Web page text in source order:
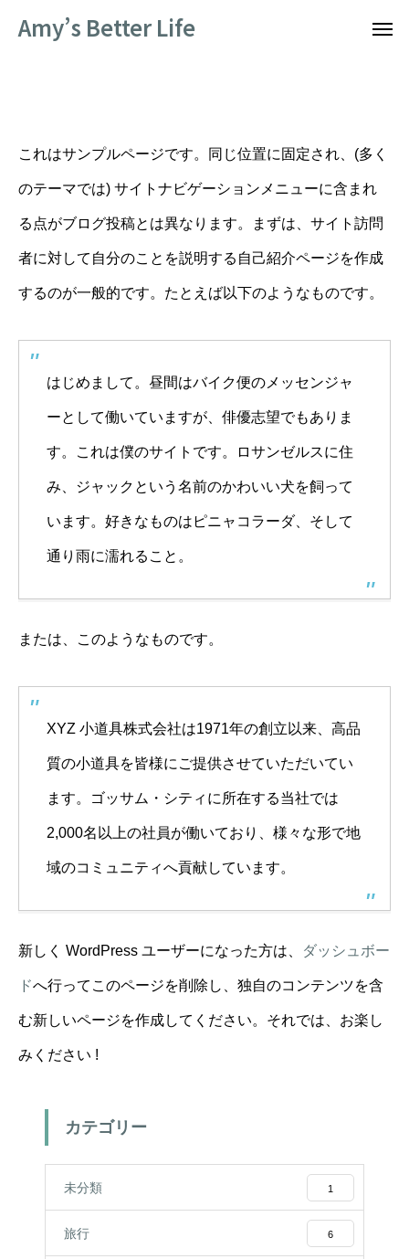
Amy’s Better Life
これはサンプルページです。同じ位置に固定され、(多く
のテーマでは) サイトナビゲーションメニューに含まれ
る点がブログ投稿とは異なります。まずは、サイト訪問
者に対して自分のことを説明する自己紹介ページを作成
するのが一般的です。たとえば以下のようなものです。
はじめまして。昼間はバイク便のメッセンジャ
ーとして働いていますが、俳優志望でもありま
す。これは僕のサイトです。ロサンゼルスに住
み、ジャックという名前のかわいい犬を飼って
います。好きなものはピニャコラーダ、そして
通り雨に濡れること。
または、このようなものです。
XYZ 小道具株式会社は1971年の創立以来、高品
質の小道具を皆様にご提供させていただいてい
ます。ゴッサム・シティに所在する当社では
2,000名以上の社員が働いており、様々な形で地
域のコミュニティへ貢献しています。
新しく WordPress ユーザーになった方は、 ダッシュボー
ドへ行ってこのページを削除し、独自のコンテンツを含
む新しいページを作成してください。それでは、お楽し
みください !
カテゴリー
未分類 1
旅行 6